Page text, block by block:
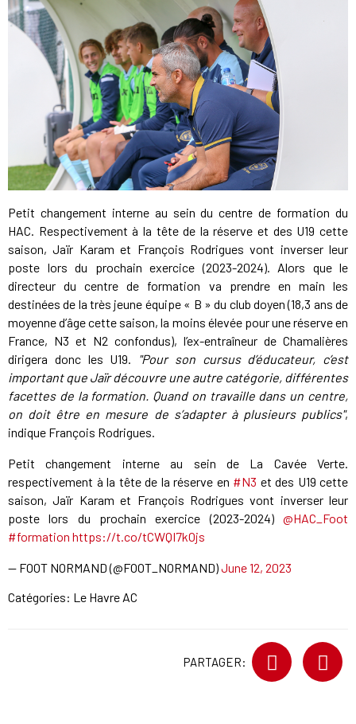
Petit changement interne au sein du centre de formation du
HAC. Respectivement à la tête de la réserve et des U19 cette
saison, Jaïr Karam et François Rodrigues vont inverser leur
poste lors du prochain exercice (2023-2024). Alors que le
directeur du centre de formation va prendre en main les
destinées de la très jeune équipe « B » du club doyen (18,3 ans de
moyenne d’âge cette saison, la moins élevée pour une réserve en
France, N3 et N2 confondus), l’ex-entraîneur de Chamalières
dirigera donc les U19.
"Pour son cursus d’éducateur, c’est
important que Jaïr découvre une autre catégorie, différentes
facettes de la formation. Quand on travaille dans un centre,
on doit être en mesure de s’adapter à plusieurs publics",
indique François Rodrigues.
Petit changement interne au sein de La Cavée Verte.
respectivement à la tête de la réserve en #N3 et des U19 cette
saison, Jaïr Karam et François Rodrigues vont inverser leur
poste lors du prochain exercice (2023-2024) @HAC_Foot
#formation https://t.co/tCWQI7kOjs
— FOOT NORMAND (@FOOT_NORMAND)June 12, 2023
Catégories: Le Havre AC
PARTAGER: